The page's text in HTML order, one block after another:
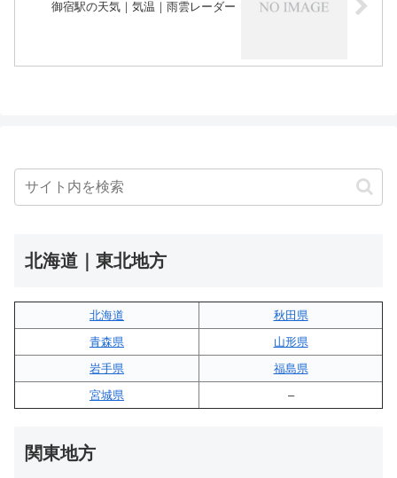
御宿駅の天気｜気温｜雨雲レーダー
北海道｜東北地方
北海道
秋田県
青森県
山形県
岩手県
福島県
宮城県
–
関東地方